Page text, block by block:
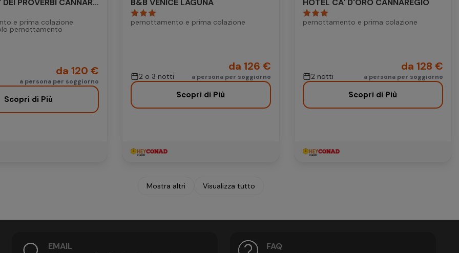
HOTEL CA' DEI PROVERBI CANNAREGIO
e prima colazione
pernottamento
da 120 €
a persona per soggiorno
Scopri di Più
B&B VENICE LAGUNA
pernottamento e prima colazione
2 o 3 notti
da 126 €
a persona per soggiorno
Scopri di Più
HOTEL CA' D'ORO CANNAREGIO
pernottamento e prima colazione
2 notti
da 128 €
a persona per soggiorno
Scopri di Più
Mostra altri Visualizza tutto
EMAIL FAQ